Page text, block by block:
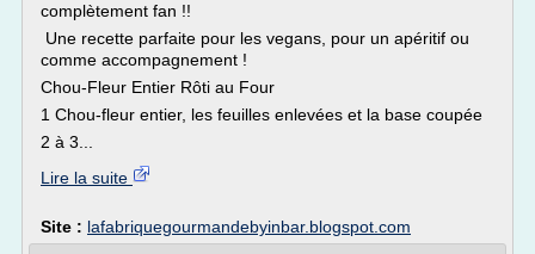
complètement fan !!
Une recette parfaite pour les vegans, pour un apéritif ou
comme accompagnement !
Chou-Fleur Entier Rôti au Four
1 Chou-fleur entier, les feuilles enlevées et la base coupée
2 à 3...
Lire la suite
Site : lafabriquegourmandebyinbar.blogspot.com